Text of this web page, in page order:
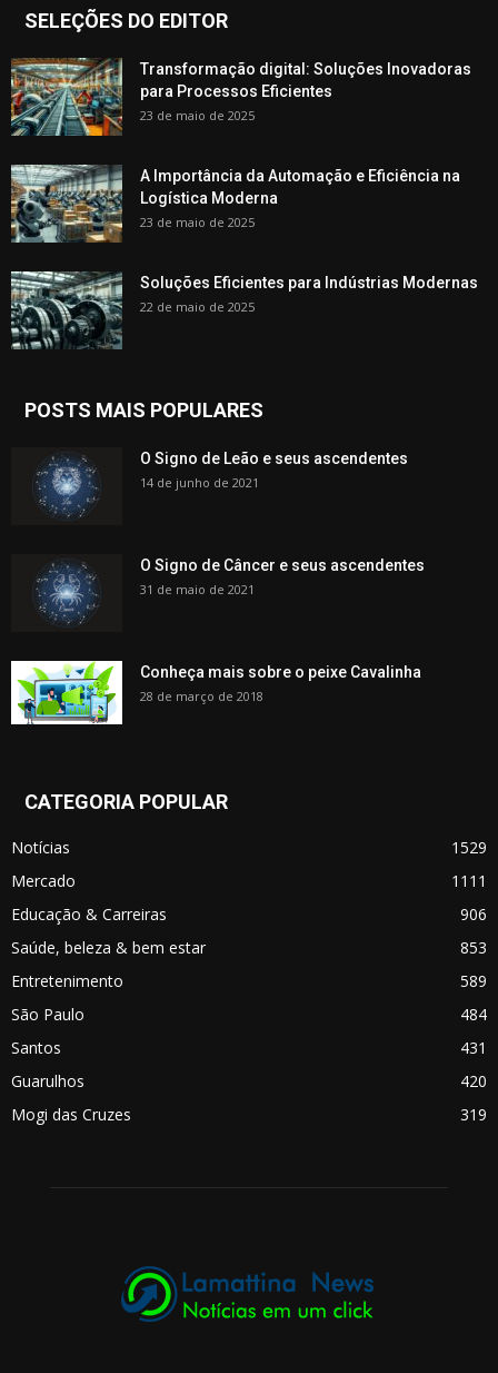
SELEÇÕES DO EDITOR
Transformação digital: Soluções Inovadoras
para Processos Eficientes
23 de maio de 2025
A Importância da Automação e Eficiência na
Logística Moderna
23 de maio de 2025
Soluções Eficientes para Indústrias Modernas
22 de maio de 2025
POSTS MAIS POPULARES
O Signo de Leão e seus ascendentes
14 de junho de 2021
O Signo de Câncer e seus ascendentes
31 de maio de 2021
Conheça mais sobre o peixe Cavalinha
28 de março de 2018
CATEGORIA POPULAR
Notícias
1529
Mercado
1111
Educação & Carreiras
906
Saúde, beleza & bem estar
853
Entretenimento
589
São Paulo
484
Santos
431
Guarulhos
420
Mogi das Cruzes
319